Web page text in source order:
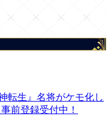
転生』名将がケモ化し
前登録受付中！